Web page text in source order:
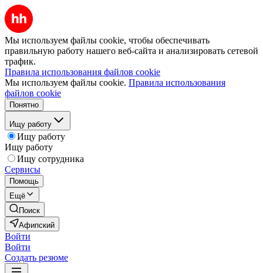
Мы используем файлы cookie, чтобы обеспечивать
правильную работу нашего веб-сайта и анализировать сетевой
трафик.
Правила использования файлов cookie
Мы используем файлы cookie. Правила использования
файлов cookie
Понятно
Ищу работу
Ищу работу
Ищу работу
Ищу сотрудника
Сервисы
Помощь
Ещё
Поиск
Афипский
Войти
Войти
Создать резюме